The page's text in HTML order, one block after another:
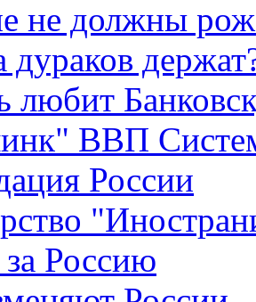
не должны
дураков
любит
ВВП
России
Россию